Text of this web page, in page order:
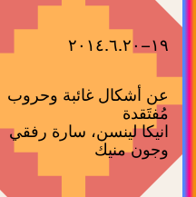
١٩–٢٠١٤.٦.٢٠
عن أشكال غائبة وحروب
مُفتَقدة
انيكا لينسن، سارة رفقي
وجون منيك